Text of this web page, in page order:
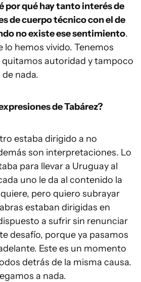
por qué hay tanto interés de
de cuerpo técnico con el de
no existe ese sentimiento.
lo hemos vivido. Tenemos
quitamos autoridad y tampoco
nada.
de Tabárez?
estaba dirigido a no
son interpretaciones. Lo
para llevar a Uruguay al
uno le da al contenido la
pero quiero subrayar
estaban dirigidas en
a sufrir sin renunciar
desafío, porque ya pasamos
Este es un momento
detrás de la misma causa.
a nada.